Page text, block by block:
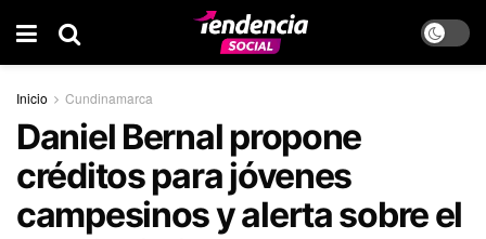
Inicio Cundinamarca
Daniel Bernal propone
créditos para jóvenes
campesinos y alerta sobre el